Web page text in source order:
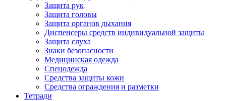
Защита рук
Защита головы
Защита органов дыхания
Диспенсеры средств индивидуальной защиты
Защита слуха
Знаки безопасности
Медицинская одежда
Спецодежда
Средства защиты кожи
Средства ограждения и разметки
Тетради